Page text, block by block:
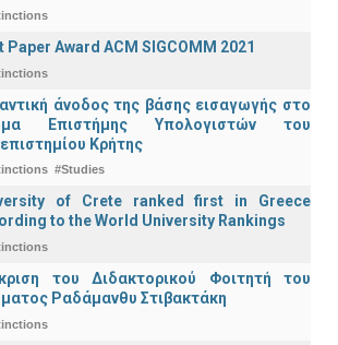
Paper Award ACM SIGCOMM 2021
άνοδος της βάσης εισαγωγής στο
Επιστήμης Υπολογιστών του
Κρήτης
#Studies
of Crete ranked first in Greece
to the World University Rankings
του Διδακτορικού Φοιτητή του
Ραδάμανθυ Στιβακτάκη